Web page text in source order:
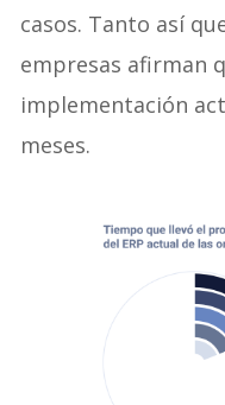
casos. Tanto así
empresas afirman
implementación
meses.